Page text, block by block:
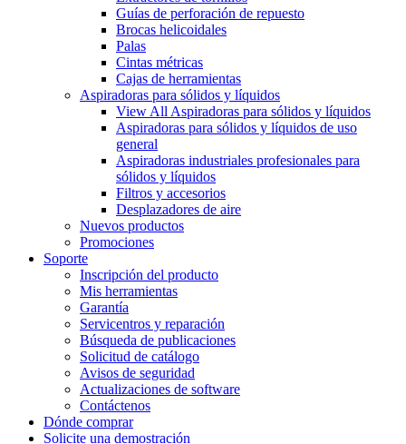
Guías de perforación de repuesto
Brocas helicoidales
Palas
Cintas métricas
Cajas de herramientas
Aspiradoras para sólidos y líquidos
View All Aspiradoras para sólidos y líquidos
Aspiradoras para sólidos y líquidos de uso
general
Aspiradoras industriales profesionales para
sólidos y líquidos
Filtros y accesorios
Desplazadores de aire
Nuevos productos
Promociones
Soporte
Inscripción del producto
Mis herramientas
Garantía
Servicentros y reparación
Búsqueda de publicaciones
Solicitud de catálogo
Avisos de seguridad
Actualizaciones de software
Contáctenos
Dónde comprar
Solicite una demostración